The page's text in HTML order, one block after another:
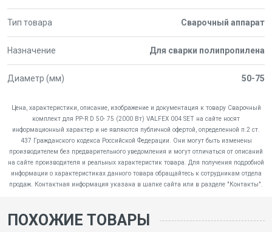
Тип товара Сварочный аппарат
Назначение Для сварки полипропилена
Диаметр (мм) 50-75
Цена, характеристики, описание, изображение и документация к товару Сварочный
комплект для PP-R D 50- 75 (2000 Вт) VALFEX 004 SET на сайте носят
информационный характер и не являются публичной офертой, определенной п.2 ст.
437 Гражданского кодекса Российской Федерации. Они могут быть изменены
производителем без предварительного уведомления и могут отличаться от описаний
на сайте производителя и реальных характеристик товара. Для получения подробной
информации о характеристиках данного товара обращайтесь к сотрудникам отдела
продаж. Контактная информация указана в шапке сайта или в разделе "Контакты".
ПОХОЖИЕ ТОВАРЫ